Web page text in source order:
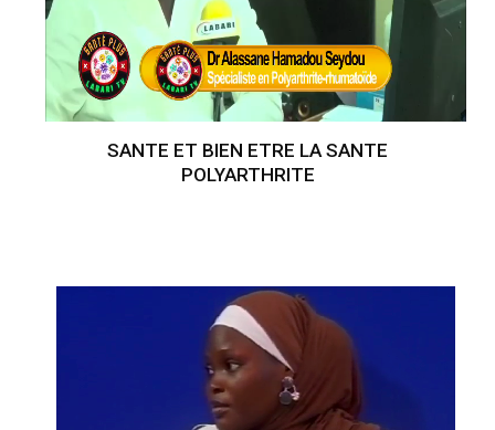
SANTE ET BIEN ETRE LA SANTE
POLYARTHRITE